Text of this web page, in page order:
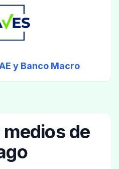
y Banco Macro
de